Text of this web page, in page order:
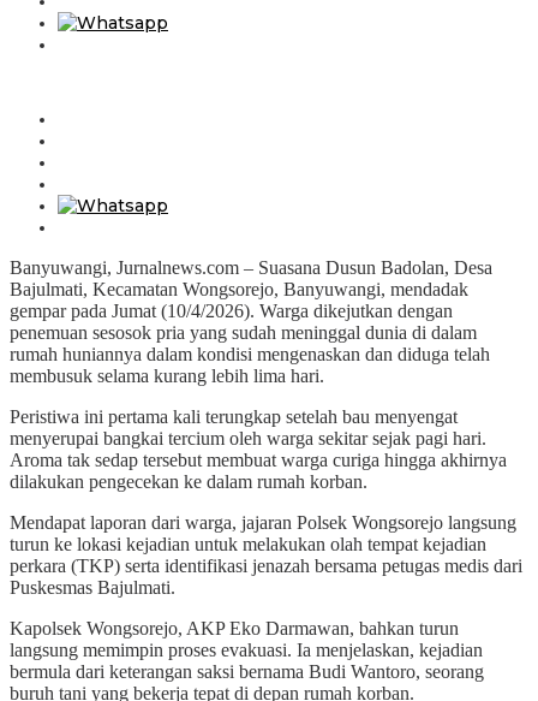
Banyuwangi, Jurnalnews.com – Suasana Dusun Badolan, Desa
Bajulmati, Kecamatan Wongsorejo, Banyuwangi, mendadak
gempar pada Jumat (10/4/2026). Warga dikejutkan dengan
penemuan sesosok pria yang sudah meninggal dunia di dalam
rumah huniannya dalam kondisi mengenaskan dan diduga telah
membusuk selama kurang lebih lima hari.
Peristiwa ini pertama kali terungkap setelah bau menyengat
menyerupai bangkai tercium oleh warga sekitar sejak pagi hari.
Aroma tak sedap tersebut membuat warga curiga hingga akhirnya
dilakukan pengecekan ke dalam rumah korban.
Mendapat laporan dari warga, jajaran Polsek Wongsorejo langsung
turun ke lokasi kejadian untuk melakukan olah tempat kejadian
perkara (TKP) serta identifikasi jenazah bersama petugas medis dari
Puskesmas Bajulmati.
Kapolsek Wongsorejo, AKP Eko Darmawan, bahkan turun
langsung memimpin proses evakuasi. Ia menjelaskan, kejadian
bermula dari keterangan saksi bernama Budi Wantoro, seorang
buruh tani yang bekerja tepat di depan rumah korban.